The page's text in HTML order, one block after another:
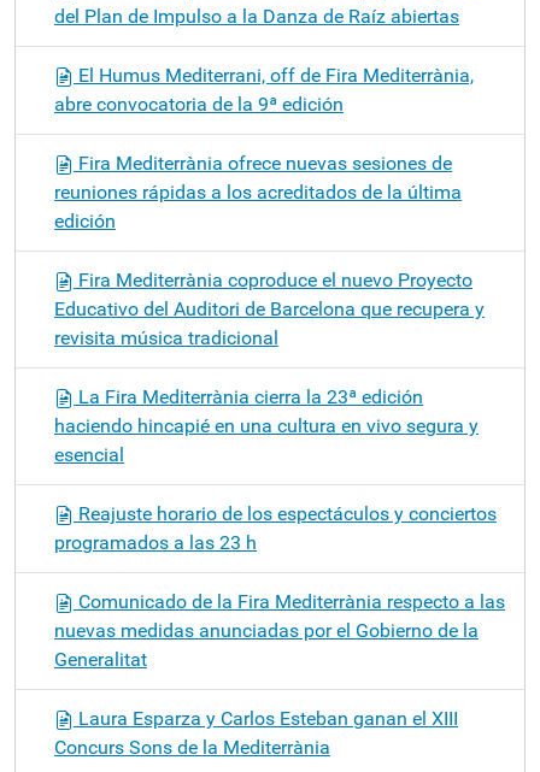
del Plan de Impulso a la Danza de Raíz abiertas
El Humus Mediterrani, off de Fira Mediterrània,
abre convocatoria de la 9ª edición
Fira Mediterrània ofrece nuevas sesiones de
reuniones rápidas a los acreditados de la última
edición
Fira Mediterrània coproduce el nuevo Proyecto
Educativo del Auditori de Barcelona que recupera y
revisita música tradicional
La Fira Mediterrània cierra la 23ª edición
haciendo hincapié en una cultura en vivo segura y
esencial
Reajuste horario de los espectáculos y conciertos
programados a las 23 h
Comunicado de la Fira Mediterrània respecto a las
nuevas medidas anunciadas por el Gobierno de la
Generalitat
Laura Esparza y Carlos Esteban ganan el XIII
Concurs Sons de la Mediterrània